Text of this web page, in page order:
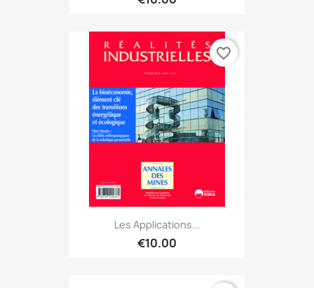
Les Applications...
€10.00
favorite_border